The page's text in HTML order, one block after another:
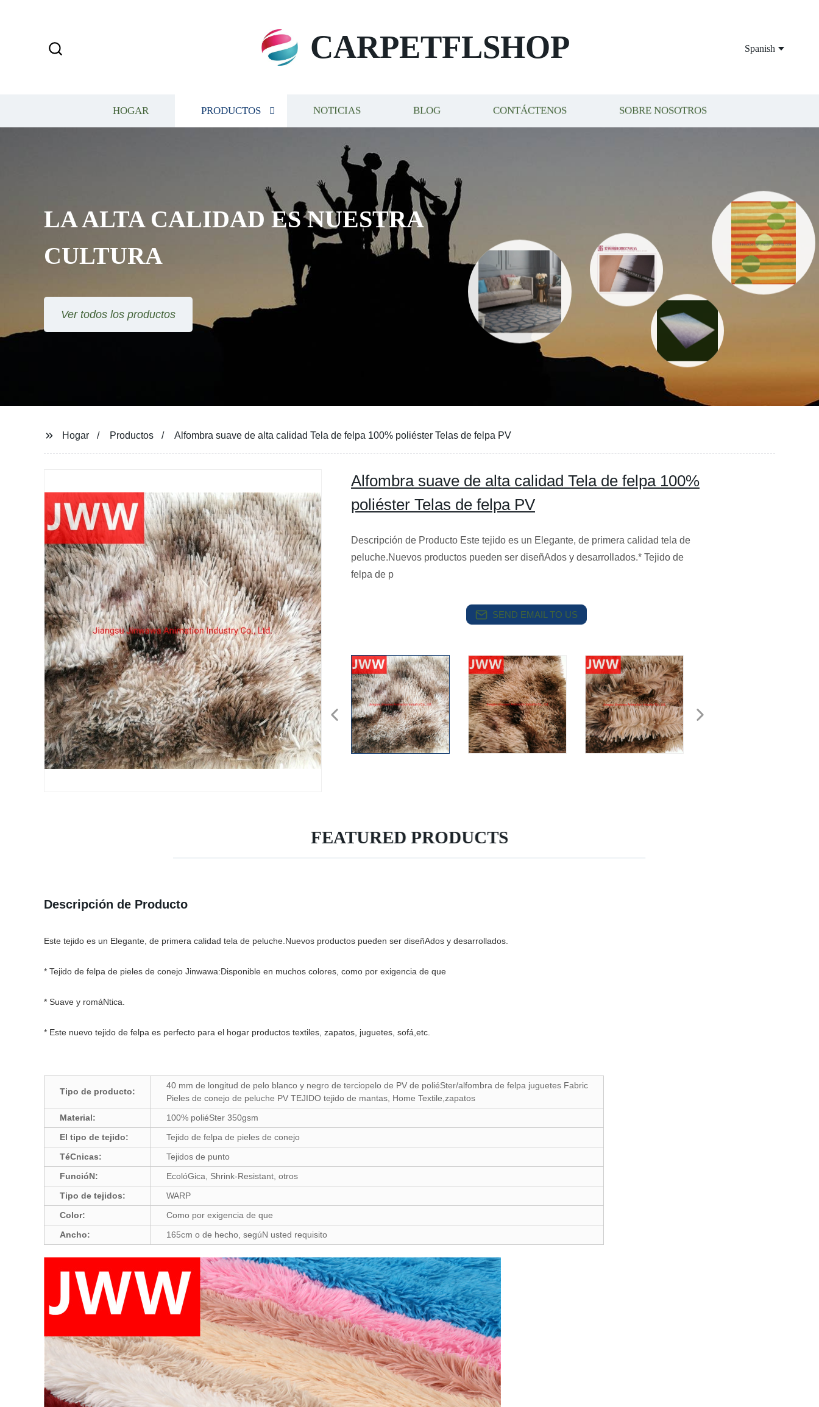
CARPETFLSHOP Spanish
HOGAR PRODUCTOS NOTICIAS BLOG CONTÁCTENOS SOBRE NOSOTROS
LA ALTA CALIDAD ES NUESTRA
CULTURA
Ver todos los productos
Hogar Productos Alfombra suave de alta calidad Tela de felpa 100% poliéster Telas de felpa PV
Alfombra suave de alta calidad Tela de felpa 100%
poliéster Telas de felpa PV
Descripción de Producto Este tejido es un Elegante, de primera calidad tela de
peluche.Nuevos productos pueden ser diseñAdos y desarrollados.* Tejido de
felpa de p
SEND EMAIL TO US
FEATURED PRODUCTS
Descripción de Producto
Este tejido es un Elegante, de primera calidad tela de peluche.Nuevos productos pueden ser diseñAdos y desarrollados.
* Tejido de felpa de pieles de conejo Jinwawa:Disponible en muchos colores, como por exigencia de que
* Suave y romáNtica.
* Este nuevo tejido de felpa es perfecto para el hogar productos textiles, zapatos, juguetes, sofá,etc.
Tipo de producto:
40 mm de longitud de pelo blanco y negro de terciopelo de PV de poliéSter/alfombra de felpa juguetes Fabric
Pieles de conejo de peluche PV TEJIDO tejido de mantas, Home Textile,zapatos
Material:
100% poliéSter 350gsm
El tipo de tejido:
Tejido de felpa de pieles de conejo
TéCnicas:
Tejidos de punto
FuncióN:
EcolóGica, Shrink-Resistant, otros
Tipo de tejidos:
WARP
Color:
Como por exigencia de que
Ancho:
165cm o de hecho, segúN usted requisito